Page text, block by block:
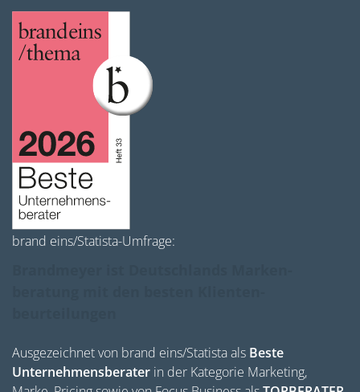
brand eins/Statista-Umfrage:
Ausgezeichnet von brand eins/Statista als Beste
Unternehmensberater in der Kategorie Marketing,